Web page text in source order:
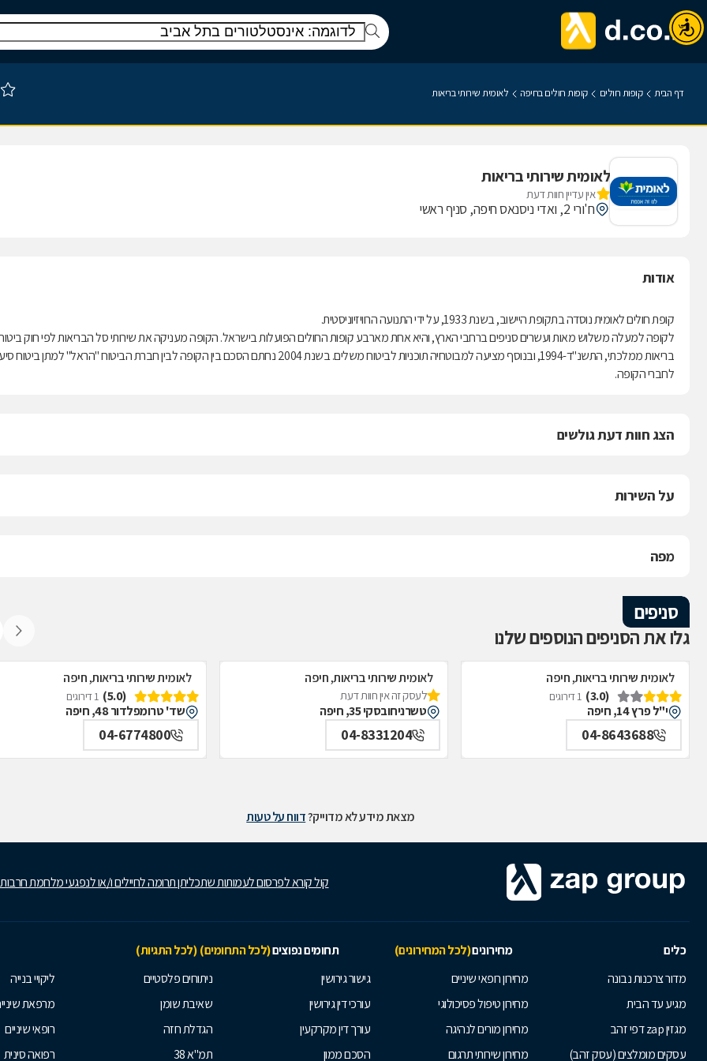
דף הבית קופות חולים קופות חולים בחיפה לאומית שירותי בריאות
לאומית שירותי בריאות
אין עדיין חוות דעת
ח'ורי 2, ואדי ניסנאס חיפה, סניף ראשי
אודות
קופת חולים לאומית נוסדה בתקופת היישוב, בשנת 1933, על ידי התנועה הרוויזיוניסטית.
לקופה למעלה משלוש מאות ועשרים סניפים ברחבי הארץ, והיא אחת מארבע קופות החולים הפועלות בישראל. הקופה מעניקה את שירותי סל הבריאות לפי חוק
בריאות ממלכתי, התשנ"ד-1994, ובנוסף מציעה למבוטחיה תוכניות לביטוח משלים. בשנת 2004 נחתם הסכם בין הקופה לבין חברת הביטוח "הראל" למתן ביטוח
לחברי הקופה.
הצג חוות דעת גולשים
על השירות
מפה
סניפים
גלו את הסניפים הנוספים שלנו
לאומית שירותי בריאות, חיפה
(3.0)
1 דירוגים
י"ל פרץ 14, חיפה
04-8643688
לאומית שירותי בריאות, חיפה
לעסק זה אין חוות דעת
טשרניחובסקי 35, חיפה
04-8331204
לאומית שירותי בריאות, חיפה
(5.0)
1 דירוגים
שד' טרומפלדור 48, חיפה
04-6774800
מצאת מידע לא מדוייק?דווח על טעות
קול קורא לפרסום לעמותות שתכליתן תרומה לחיילים ו/או לנפגעי מלחמת
כלים מחירונים(לכל המחירונים) תחומים נפוצים(לכל התחומים) (לכל התגיות)
מדור צרכנות נבונה
מגיע עד הבית
מגזין zap דפי זהב
עסקים מומלצים (עסק זהב)
מחירון רופאי שיניים
מחירון טיפול פסיכולוגי
מחירון מורים לנהיגה
מחירון שירותי תרגום
גישור גירושין
עורכי דין גירושין
עורך דין מקרקעין
הסכם ממון
ניתוחים פלסטיים
שאיבת שומן
הגדלת חזה
תמ"א 38
ליקויי בנייה
מרפאת
רופאי שיניים
רפואה סינית